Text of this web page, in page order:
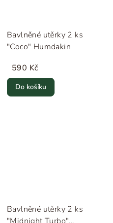
Bavlněné utěrky 2 ks
"Coco" Humdakin
590 Kč
Do košíku
Bavlněné utěrky 2 ks